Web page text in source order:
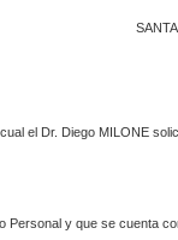
Dr. Diego MILONE
y que se cuenta